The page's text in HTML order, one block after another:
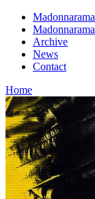
Madonnarama
Madonnarama
Archive
News
Contact
Home